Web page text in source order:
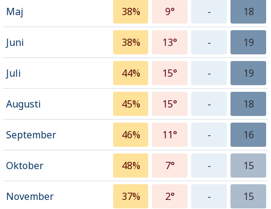
Maj 38% 9° - 18
Juni 38% 13° - 19
Juli 44% 15° - 19
Augusti 45% 15° - 18
September 46% 11° - 16
Oktober 48% 7° - 15
November 37% 2° - 15